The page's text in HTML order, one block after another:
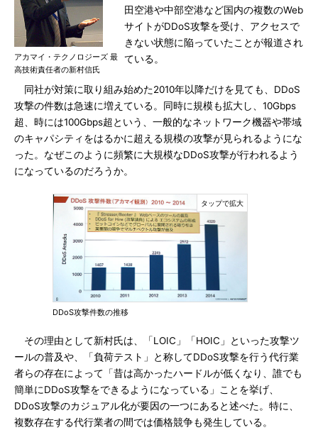
アカマイ・テクノロジーズ 最
高技術責任者の新村信氏
田空港や中部空港など国内の複数のWeb
サイトがDDoS攻撃を受け、アクセスで
きない状態に陥っていたことが報道され
ている。
同社が対策に取り組み始めた2010年以降だけを見ても、DDoS
攻撃の件数は急速に増えている。同時に規模も拡大し、10Gbps
超、時には100Gbps超という、一般的なネットワーク機器や帯域
のキャパシティをはるかに超える規模の攻撃が見られるようにな
った。なぜこのように頻繁に大規模なDDoS攻撃が行われるよう
になっているのだろうか。
DDoS攻撃件数の推移
その理由として新村氏は、「LOIC」「HOIC」といった攻撃ツ
ールの普及や、「負荷テスト」と称してDDoS攻撃を行う代行業
者らの存在によって「昔は高かったハードルが低くなり、誰でも
簡単にDDoS攻撃をできるようになっている」ことを挙げ、
DDoS攻撃のカジュアル化が要因の一つにあると述べた。特に、
複数存在する代行業者の間では価格競争も発生している。